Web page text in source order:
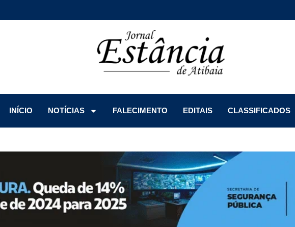
INÍCIO
NOTÍCIAS FALECIMENTO EDITAIS CLASSIFICADOS